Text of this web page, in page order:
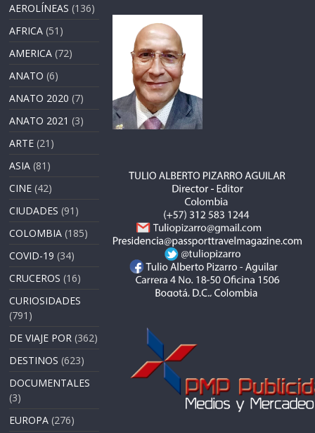
AEROLÍNEAS (136)
AFRICA (51)
AMERICA (72)
ANATO (6)
ANATO 2020 (7)
ANATO 2021 (3)
ARTE (21)
ASIA (81)
CINE (42)
CIUDADES (91)
COLOMBIA (185)
COVID-19 (34)
CRUCEROS (16)
CURIOSIDADES
(791)
DE VIAJE POR (362)
DESTINOS (623)
DOCUMENTALES
(3)
EUROPA (276)